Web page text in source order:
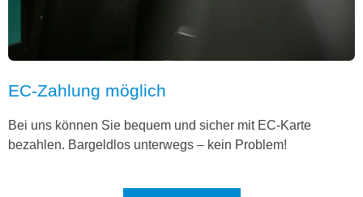
EC-Zahlung möglich
Bei uns können Sie bequem und sicher mit EC-Karte
bezahlen. Bargeldlos unterwegs – kein Problem!